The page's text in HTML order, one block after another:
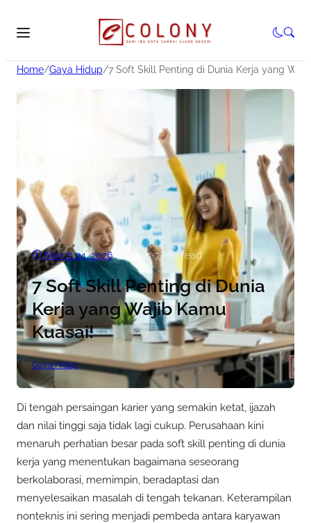
Home/Gaya Hidup/7 Soft Skill Penting di Dunia Kerja yang
March 24, 2026•5 Views•7 Min read
7 Soft Skill Penting di Dunia
Kerja yang Wajib Kamu
Kuasai!
Gaya Hidup
Di tengah persaingan karier yang semakin ketat, ijazah
dan nilai tinggi saja tidak lagi cukup. Perusahaan kini
menaruh perhatian besar pada soft skill penting di dunia
kerja yang menentukan bagaimana seseorang
berkolaborasi, memimpin, beradaptasi dan
menyelesaikan masalah di tengah tekanan. Keterampilan
nonteknis ini sering menjadi pembeda antara karyawan